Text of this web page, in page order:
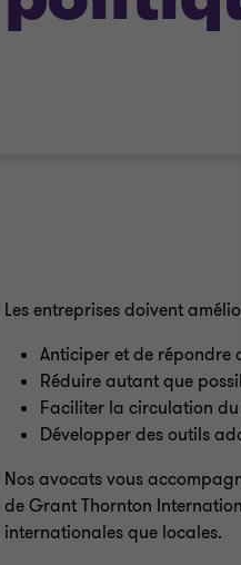
Les entreprises doivent
Anticiper et de répondre
Réduire autant que
Faciliter la circulation
Développer des outils
Nos avocats vous
de Grant Thornton
internationales que locales.